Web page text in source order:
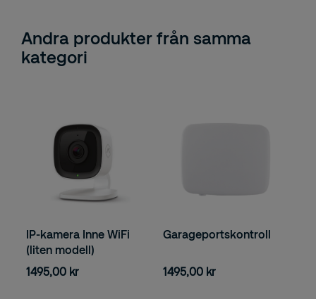
Andra produkter från samma
kategori
IP-kamera Inne WiFi
(liten modell)
1495,00 kr
Garageportskontroll
1495,00 kr